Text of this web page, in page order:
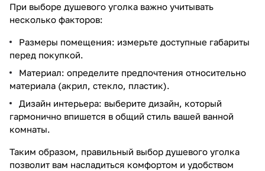
При выборе душевого уголка важно учитывать
несколько факторов:
Размеры помещения: измерьте доступные габариты
перед покупкой.
Материал: определите предпочтения относительно
материала (акрил, стекло, пластик).
Дизайн интерьера: выберите дизайн, который
гармонично впишется в общий стиль вашей ванной
комнаты.
Таким образом, правильный выбор душевого уголка
позволит вам насладиться комфортом и удобством